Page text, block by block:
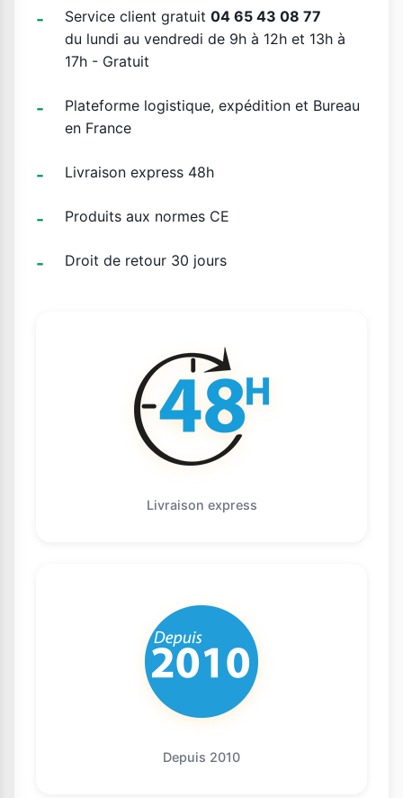
Service client gratuit 04 65 43 08 77
du lundi au vendredi de 9h à 12h et 13h à
17h - Gratuit
Plateforme logistique, expédition et Bureau
en France
Livraison express 48h
Produits aux normes CE
Droit de retour 30 jours
Livraison express
Depuis 2010